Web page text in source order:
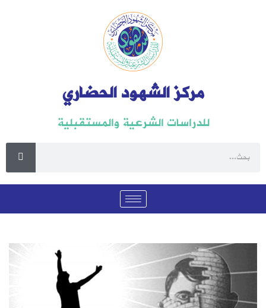
مركز الشهود الحضاري
للدراسات الشرعية والمستقبلية